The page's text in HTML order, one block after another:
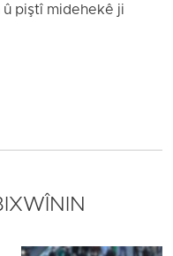
piştî midehekê ji